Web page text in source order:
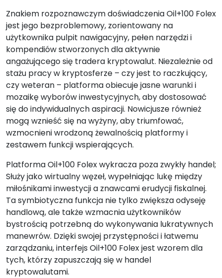
Znakiem rozpoznawczym doświadczenia Oil+100 Folex
jest jego bezproblemowy, zorientowany na
użytkownika pulpit nawigacyjny, pełen narzędzi i
kompendiów stworzonych dla aktywnie
angażującego się tradera kryptowalut. Niezależnie od
stażu pracy w kryptosferze – czy jest to raczkujący,
czy weteran – platforma obiecuje jasne warunki i
mozaikę wyborów inwestycyjnych, aby dostosować
się do indywidualnych aspiracji. Nowicjusze również
mogą wznieść się na wyżyny, aby triumfować,
wzmocnieni wrodzoną żewalnością platformy i
zestawem funkcji wspierających.
Platforma Oil+100 Folex wykracza poza zwykły handel;
Służy jako wirtualny węzeł, wypełniając lukę między
miłośnikami inwestycji a znawcami erudycji fiskalnej.
Ta symbiotyczna funkcja nie tylko zwiększa odyseję
handlową, ale także wzmacnia użytkowników
bystrością potrzebną do wykonywania lukratywnych
manewrów. Dzięki swojej przystępności i łatwemu
zarządzaniu, interfejs Oil+100 Folex jest wzorem dla
tych, którzy zapuszczają się w handel
kryptowalutami.